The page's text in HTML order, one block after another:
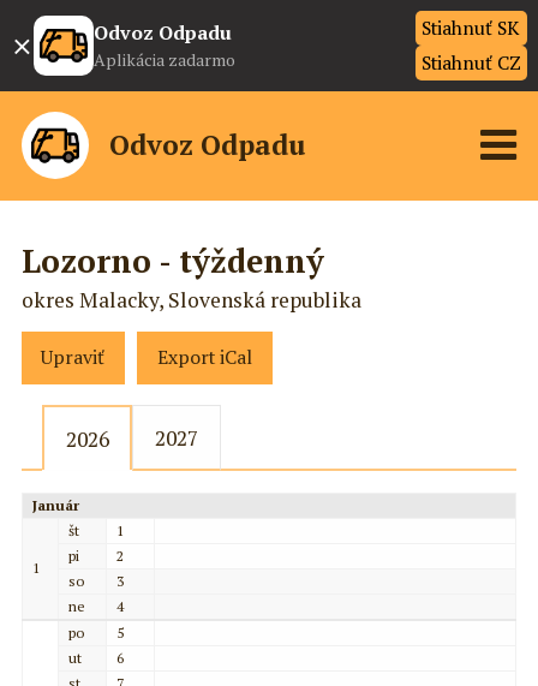
× Odvoz Odpadu
Aplikácia zadarmo
Stiahnuť SK
Stiahnuť CZ
Odvoz Odpadu
Lozorno - týždenný
okres Malacky, Slovenská republika
Upraviť Export iCal
2026 2027
Január
1
št
1
pi
2
so
3
ne
4
po
5
ut
6